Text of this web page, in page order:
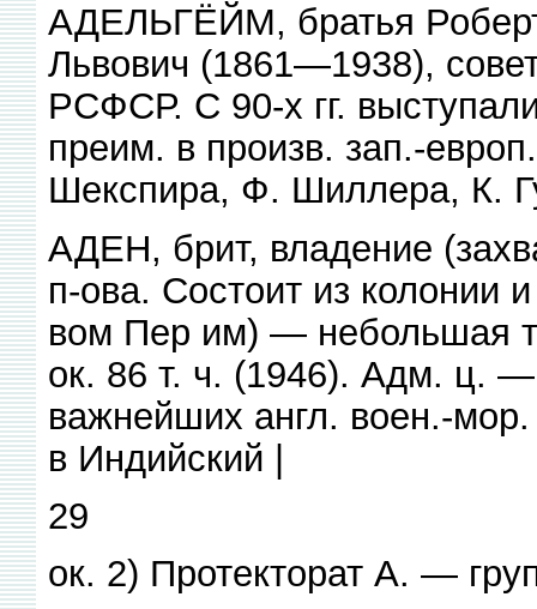
АДЕЛЬГЁЙМ, братья
Львович (1861—1938),
РСФСР. С 90-х гг.
преим. в произв. зап.-
Шекспира, Ф. Шиллера, К.
АДЕН, брит, владение
п-ова. Состоит из колонии
вом Пер им) — небольшая
ок. 86 т. ч. (1946). Адм. ц.
важнейших англ. воен.-
в Индийский |
29
ок. 2) Протекторат А. —